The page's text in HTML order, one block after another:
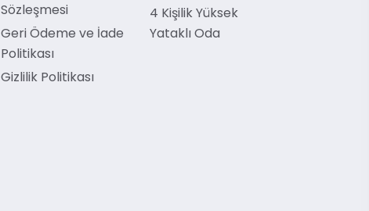
Sözleşmesi
Geri Ödeme ve İade
Politikası
Gizlilik Politikası
4 Kişilik Yüksek
Yataklı Oda